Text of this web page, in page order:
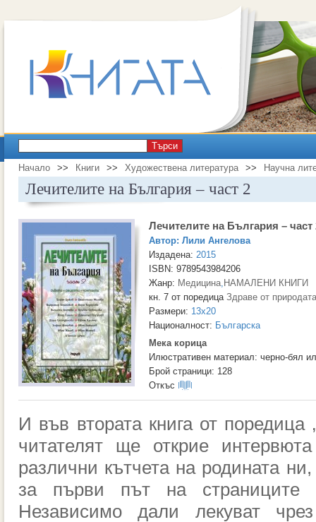
Търси
Начало >> Книги >> Художествена литература >> Научна
Лечителите на България – част 2
Лечителите на България – част
Автор: Лили Ангелова
Издадена: 2015
ISBN: 9789543984206
Жанр: Медицина, НАМАЛЕНИ КНИГИ
кн. 7 от поредица Здраве от природата
Размери: 13x20
Националност: Българска
Мека корица
Илюстративен материал: черно-бял
Брой страници: 128
Откъс
И във втората книга от поредица
читателят ще открие
различни кътчета на родината
за първи път на страниците
Независимо дали лекуват